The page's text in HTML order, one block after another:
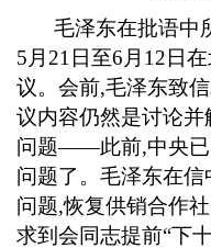
毛泽东在批语中
5 月 21 日至6 月 12 日
议。会前,毛泽东致
议内容仍然是讨论
问题——此前,中央
问题了。毛泽东在信
问题,恢复供销合作
求到会同志提前“下